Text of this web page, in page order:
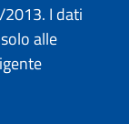
I dati
alle